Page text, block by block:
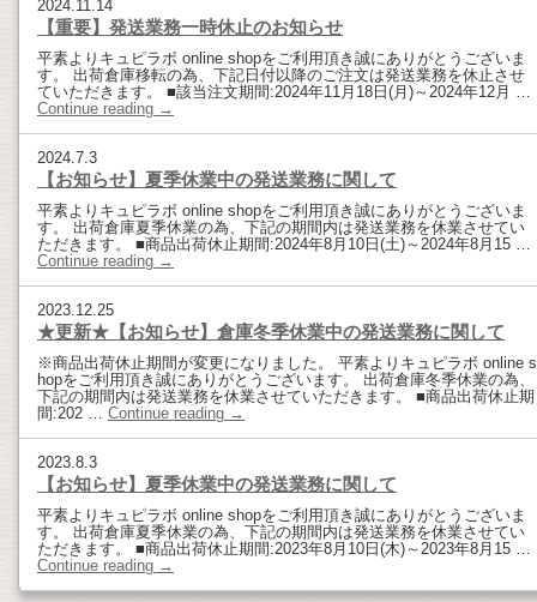
2024.11.14
【重要】発送業務一時休止のお知らせ
平素よりキュピラボ online shopをご利用頂き誠にありがとうございま
す。 出荷倉庫移転の為、下記日付以降のご注文は発送業務を休止させ
ていただきます。 ■該当注文期間:2024年11月18日(月)～2024年12月 …
Continue reading →
2024.7.3
【お知らせ】夏季休業中の発送業務に関して
平素よりキュピラボ online shopをご利用頂き誠にありがとうございま
す。 出荷倉庫夏季休業の為、下記の期間内は発送業務を休業させてい
ただきます。 ■商品出荷休止期間:2024年8月10日(土)～2024年8月15 …
Continue reading →
2023.12.25
★更新★【お知らせ】倉庫冬季休業中の発送業務に関して
※商品出荷休止期間が変更になりました。 平素よりキュピラボ online s
hopをご利用頂き誠にありがとうございます。 出荷倉庫冬季休業の為、
下記の期間内は発送業務を休業させていただきます。 ■商品出荷休止期
間:202 … Continue reading →
2023.8.3
【お知らせ】夏季休業中の発送業務に関して
平素よりキュピラボ online shopをご利用頂き誠にありがとうございま
す。 出荷倉庫夏季休業の為、下記の期間内は発送業務を休業させてい
ただきます。 ■商品出荷休止期間:2023年8月10日(木)～2023年8月15 …
Continue reading →